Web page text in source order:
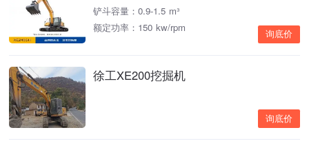
铲斗容量：0.9-1.5 m³
额定功率：150 kw/rpm
询底价
徐工XE200挖掘机
询底价